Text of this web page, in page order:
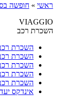
ראשי » חופשה
VIAGGIO
השכרת רכב
השכרת
השכרת
השכרת
השכרת
השכרת
אינדקס